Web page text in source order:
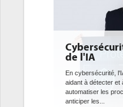
DEE:
bientôt
Des
ce que
avec la mise